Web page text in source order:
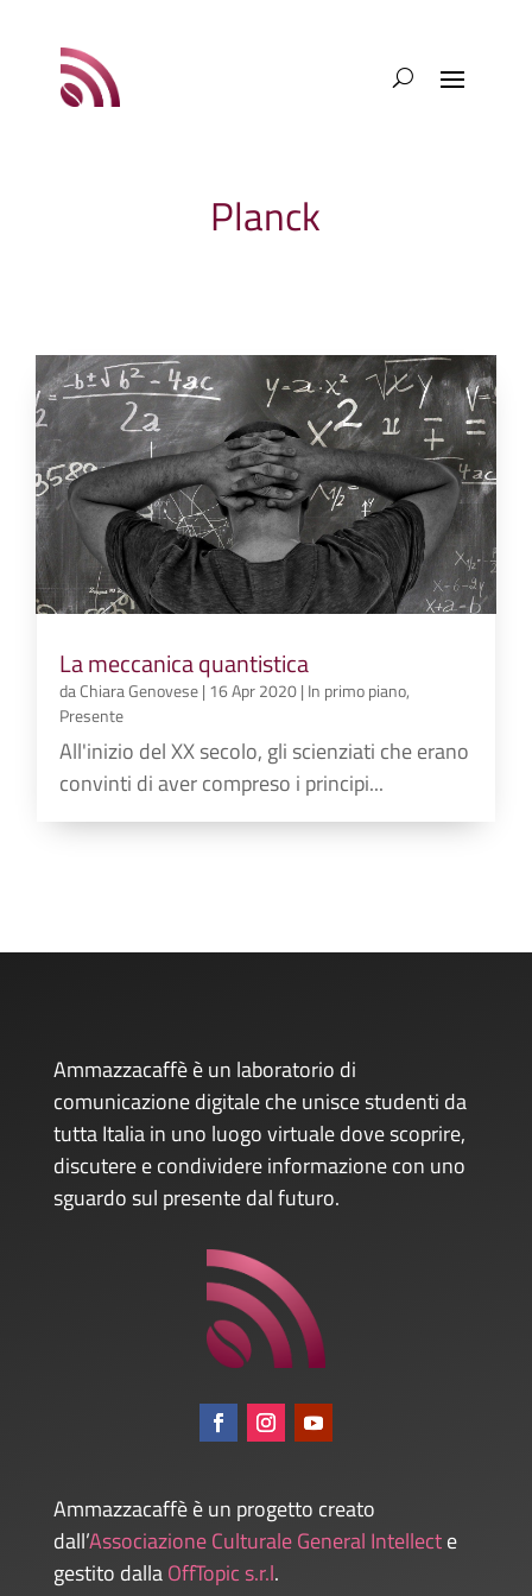
Planck
La meccanica quantistica
daChiara Genovese| 16 Apr 2020| In primo piano,
Presente
All'inizio del XX secolo, gli scienziati che erano
convinti di aver compreso i principi...
Ammazzacaffè è un laboratorio di
comunicazione digitale che unisce studenti da
tutta Italia in uno luogo virtuale dove scoprire,
discutere e condividere informazione con uno
sguardo sul presente dal futuro.
Ammazzacaffè è un progetto creato
dall’Associazione Culturale General Intellecte
gestito dallaOffTopic s.r.l.